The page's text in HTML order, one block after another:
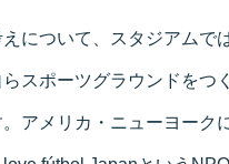
えについて、スタジアムで
スポーツグラウンドをつ
アメリカ・ニューヨーク